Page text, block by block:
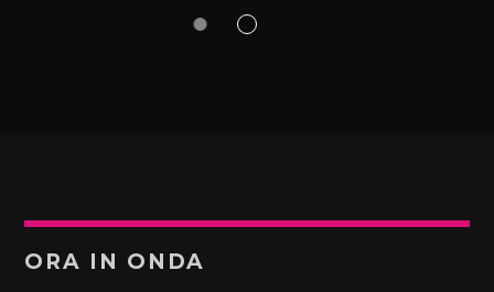
ORA IN ONDA